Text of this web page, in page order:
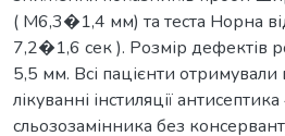
( М6,3�1,4 мм) та теста Норна
7,2�1,6 сек ). Розмір дефектів
5,5 мм. Всі пацієнти
лікуванні інстиляції
сльозозамінника без